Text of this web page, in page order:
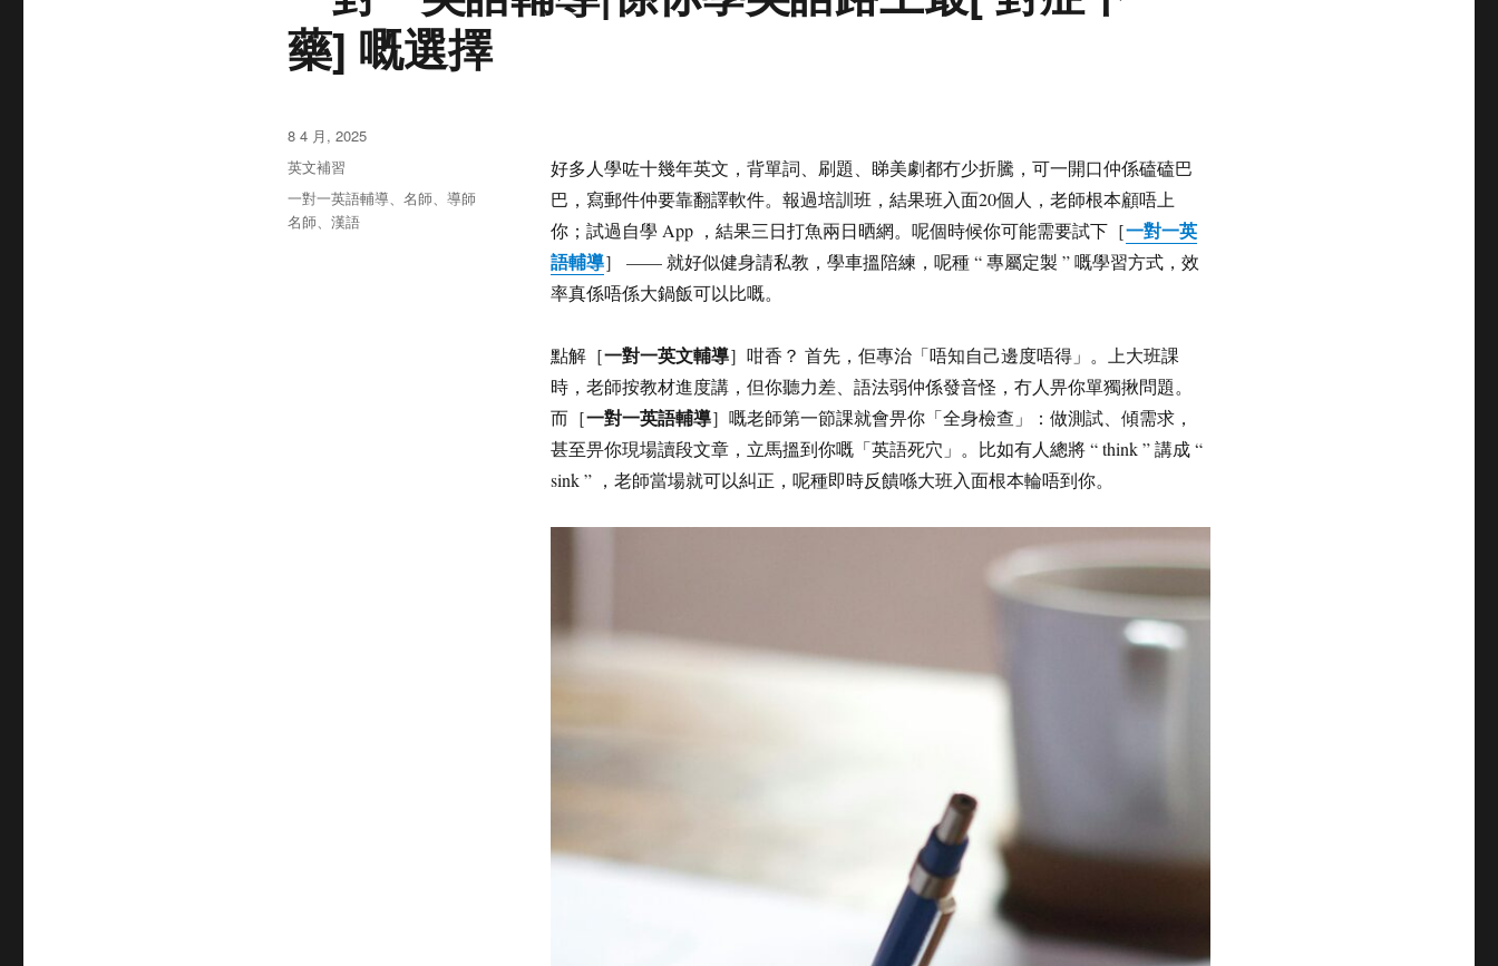
藥] 嘅選擇
好多人學咗十幾年英文，背單詞、刷題、睇美劇都冇少折騰，可一開口仲係磕磕巴
巴，寫郵件仲要靠翻譯軟件。報過培訓班，結果班入面20個人，老師根本顧唔上
你；試過自學 App ，結果三日打魚兩日晒網。呢個時候你可能需要試下［一對一英
語輔導］ —— 就好似健身請私教，學車搵陪練，呢種 “ 專屬定製 ” 嘅學習方式，效
率真係唔係大鍋飯可以比嘅。
點解［一對一英文輔導］咁香？ 首先，佢專治「唔知自己邊度唔得」。上大班課
時，老師按教材進度講，但你聽力差、語法弱仲係發音怪，冇人畀你單獨揪問題。
而［一對一英語輔導］嘅老師第一節課就會畀你「全身檢查」：做測試、傾需求，
甚至畀你現場讀段文章，立馬搵到你嘅「英語死穴」。比如有人總將 “ think ” 講成 “
sink ” ，老師當場就可以糾正，呢種即時反饋喺大班入面根本輪唔到你。
发
布
于
8 4 月, 2025
分
英文補習
标
签
一對一英語輔導、 名師、 導師
名師、 漢語